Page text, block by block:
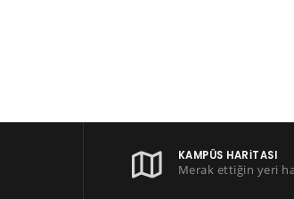
KAMPÜS HARITASI
Merak ettiğin yeri